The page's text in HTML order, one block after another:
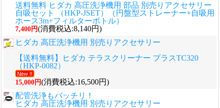
送料無料 ヒダカ 高圧洗浄機用 部品 別売りアクセサリー
自吸セット （HKP-JSET）（円盤型ストレーナー+自吸用
ホース3m+フィルターボトル）
7,400円(消費税込:8,140円)
ヒダカ 高圧洗浄機用 別売りアクセサリー
【送料無料】ヒダカ テラスクリーナー プラスTC320
（HKP-0082）
15,000円(消費税込:16,500円)
配管洗浄もバッチリ！
ヒダカ 高圧洗浄機用 別売りアクセサリー